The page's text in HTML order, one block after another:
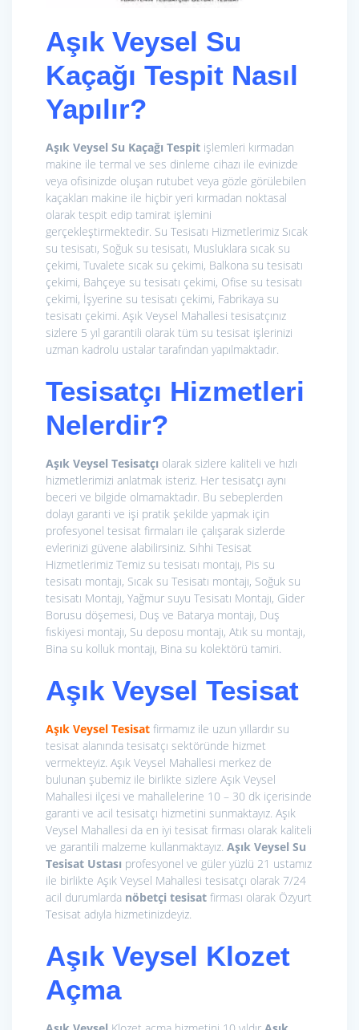
Aşık Veysel Su
Kaçağı Tespit Nasıl
Yapılır?
Aşık Veysel Su Kaçağı Tespit işlemleri kırmadan
makine ile termal ve ses dinleme cihazı ile evinizde
veya ofisinizde oluşan rutubet veya gözle görülebilen
kaçakları makine ile hiçbir yeri kırmadan noktasal
olarak tespit edip tamirat işlemini
gerçekleştirmektedir. Su Tesisatı Hizmetlerimiz Sıcak
su tesisatı, Soğuk su tesisatı, Musluklara sıcak su
çekimi, Tuvalete sıcak su çekimi, Balkona su tesisatı
çekimi, Bahçeye su tesisatı çekimi, Ofise su tesisatı
çekimi, İşyerine su tesisatı çekimi, Fabrikaya su
tesisatı çekimi. Aşık Veysel Mahallesi tesisatçınız
sizlere 5 yıl garantili olarak tüm su tesisat işlerinizi
uzman kadrolu ustalar tarafından yapılmaktadır.
Tesisatçı Hizmetleri
Nelerdir?
Aşık Veysel Tesisatçı olarak sizlere kaliteli ve hızlı
hizmetlerimizi anlatmak isteriz. Her tesisatçı aynı
beceri ve bilgide olmamaktadır. Bu sebeplerden
dolayı garanti ve işi pratik şekilde yapmak için
profesyonel tesisat firmaları ile çalışarak sizlerde
evlerinizi güvene alabilirsiniz. Sıhhi Tesisat
Hizmetlerimiz Temiz su tesisatı montajı, Pis su
tesisatı montajı, Sıcak su Tesisatı montajı, Soğuk su
tesisatı Montajı, Yağmur suyu Tesisatı Montajı, Gider
Borusu döşemesi, Duş ve Batarya montajı, Duş
fıskiyesi montajı, Su deposu montajı, Atık su montajı,
Bina su kolluk montajı, Bina su kolektörü tamiri.
Aşık Veysel Tesisat
Aşık Veysel Tesisat firmamız ile uzun yıllardır su
tesisat alanında tesisatçı sektöründe hizmet
vermekteyiz. Aşık Veysel Mahallesi merkez de
bulunan şubemiz ile birlikte sizlere Aşık Veysel
Mahallesi ilçesi ve mahallelerine 10 – 30 dk içerisinde
garanti ve acil tesisatçı hizmetini sunmaktayız. Aşık
Veysel Mahallesi da en iyi tesisat firması olarak kaliteli
ve garantili malzeme kullanmaktayız. Aşık Veysel Su
Tesisat Ustası profesyonel ve güler yüzlü 21 ustamız
ile birlikte Aşık Veysel Mahallesi tesisatçı olarak 7/24
acil durumlarda nöbetçi tesisat firması olarak Özyurt
Tesisat adıyla hizmetinizdeyiz.
Aşık Veysel Klozet
Açma